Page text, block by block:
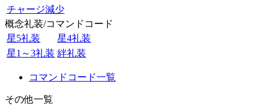
チャージ減少
概念礼装/コマンドコード
星5礼装
星4礼装
星1～3礼装 絆礼装
コマンドコード一覧
その他一覧